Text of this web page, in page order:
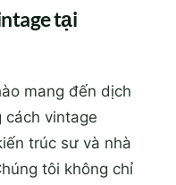
tại
mang đến dịch
cách vintage
trúc sư và nhà
tôi không chỉ